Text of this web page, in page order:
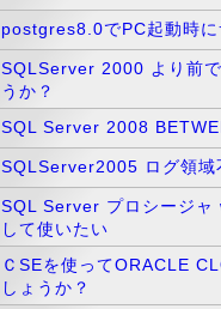
postgres8.0でPC起動時
SQLServer 2000 より前
うか？
SQL Server 2008
SQLServer2005 ログ領域
SQL Server プロシージ
して使いたい
ＣSEを使ってORACLE
しょうか？